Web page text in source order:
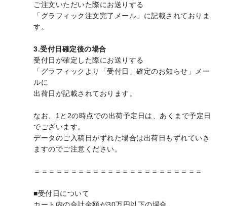
ご注文いただいた際にお送りする
「グラフィック注文完了メール」に記載されておりま
す。
3.受付日確定後の場合
受付日が確定した際にお送りする
「グラフィックより「受付日」確定のお知らせ」メー
ルに
出荷日が記載されております。
なお、1と2の時点での出荷予定日は、あくまで予定日
でございます。
データのご入稿日がずれた場合は出荷日もずれていき
ますのでご注意ください。
＝＝＝＝＝＝＝＝＝＝＝＝＝＝＝＝＝＝＝＝＝＝＝
■受付日について